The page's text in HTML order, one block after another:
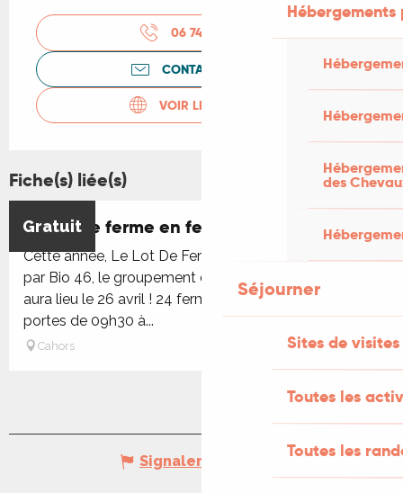
des
Séjourner
Sites de visites
Toutes les
Toutes les
06 74 56 60
CONTACTEZ-NOUS
VOIR LES SITES WEB
Fiche(s) liée(s)
Gratuit
Le Lot de ferme en ferme
Cette année, Le Lot De Ferme en Ferme, organisée
par Bio 46, le groupement des agriculteurs bio du Lot,
aura lieu le 26 avril ! 24 fermes vous ouvrent leurs
portes de 09h30 à...
Cahors
Signaler une erreur